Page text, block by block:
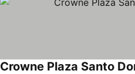
Crowne Plaza Santo